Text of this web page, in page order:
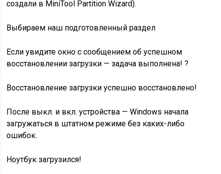
создали в MiniTool Partition Wizard).
Выбираем наш подготовленный раздел
Если увидите окно с сообщением об успешном
восстановлении загрузки — задача выполнена! ?
Восстановление загрузки успешно восстановлено!
После выкл. и вкл. устройства — Windows начала
загружаться в штатном режиме без каких-либо
ошибок.
Ноутбук загрузился!